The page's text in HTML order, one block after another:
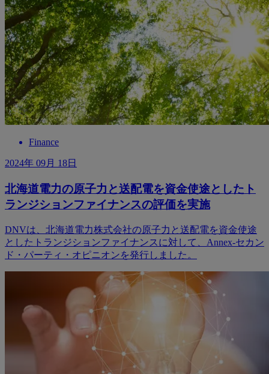
Finance
2024年 09月 18日
北海道電力の原子力と送配電を資金使途としたト
ランジションファイナンスの評価を実施
DNVは、北海道電力株式会社の原子力と送配電を資金使途
としたトランジションファイナンスに対して、Annex‐セカン
ド・パーティ・オピニオンを発行しました。